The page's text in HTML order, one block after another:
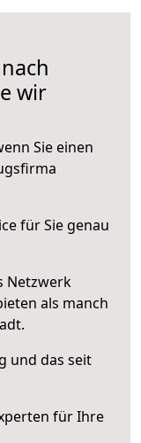
wir
Sie einen
für Sie genau
Netzwerk
als manch
und das seit
für Ihre